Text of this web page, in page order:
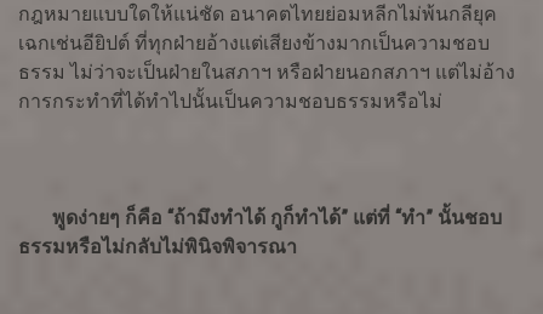
กฎหมายแบบใดให้แน่ชัด อนาคตไทยย่อมหลีกไม่พ้นกลียุค
เฉกเช่นอียิปต์ ที่ทุกฝ่ายอ้างแต่เสียงข้างมากเป็นความชอบ
ธรรม ไม่ว่าจะเป็นฝ่ายในสภาฯ หรือฝ่ายนอกสภาฯ แต่ไม่อ้าง
การกระทำที่ได้ทำไปนั้นเป็นความชอบธรรมหรือไม่
พูดง่ายๆ ก็คือ “ถ้ามึงทำได้ กูก็ทำได้” แต่ที่ “ทำ” นั้นชอบ
ธรรมหรือไม่กลับไม่พินิจพิจารณา